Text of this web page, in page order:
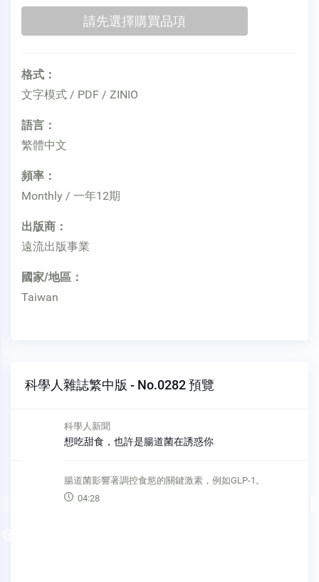
格式：
文字模式 / PDF / ZINIO
語言：
繁體中文
頻率：
Monthly / 一年12期
出版商：
遠流出版事業
國家/地區：
Taiwan
科學人雜誌繁中版 - No.0282 預覽
科學人新聞
想吃甜食，也許是腸道菌在誘惑你
腸道菌影響著調控食慾的關鍵激素，例如GLP-1。
04:28